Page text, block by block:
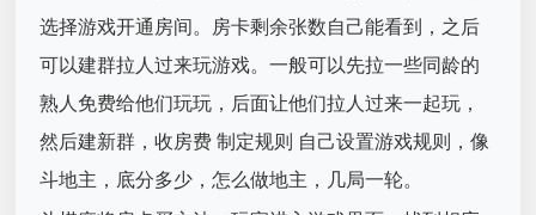
选择游戏开通房间。房卡剩余张数自己能看到，之后
可以建群拉人过来玩游戏。一般可以先拉一些同龄的
熟人免费给他们玩玩，后面让他们拉人过来一起玩，
然后建新群，收房费 制定规则 自己设置游戏规则，像
斗地主，底分多少，怎么做地主，几局一轮。